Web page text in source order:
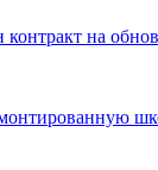
на